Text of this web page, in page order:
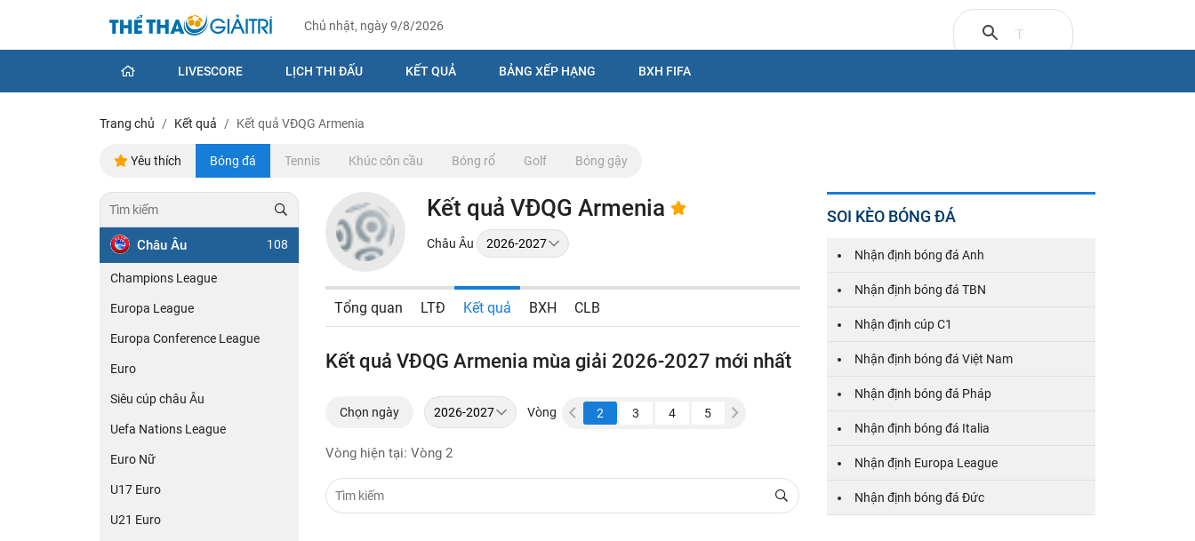
Chủ nhật, ngày 9/8/2026
LIVESCORE LỊCH THI ĐẤU KẾT QUẢ BẢNG XẾP HẠNG BXH FIFA
Trang chủ Kết quả Kết quả VĐQG Armenia
Yêu thích Bóng đá Tennis Khúc côn cầu Bóng rổ Golf Bóng gậy
Châu Âu 108
Champions League
Europa League
Europa Conference League
Euro
Siêu cúp châu Âu
Uefa Nations League
Euro Nữ
U17 Euro
U21 Euro
Kết quả VĐQG Armenia
Châu Âu
Tổng quan LTĐ Kết quả BXH CLB
Kết quả VĐQG Armenia mùa giải 2026-2027 mới nhất
Chọn ngày Vòng
31 32 33 2 3 4 5
Vòng hiện tại: Vòng 2
SOI KÈO BÓNG ĐÁ
Nhận định bóng đá Anh
Nhận định bóng đá TBN
Nhận định cúp C1
Nhận định bóng đá Việt Nam
Nhận định bóng đá Pháp
Nhận định bóng đá Italia
Nhận định Europa League
Nhận định bóng đá Đức